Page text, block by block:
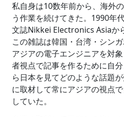
私自身は10数年前から、海外
う作業を続けてきた。1990年
文誌Nikkei Electronics Asiaか
この雑誌は韓国・台湾・シン
アジアの電子エンジニアを対
者視点で記事を作るために自
ら日本を見てどのような話題
に取材して常にアジアの視点
していた。